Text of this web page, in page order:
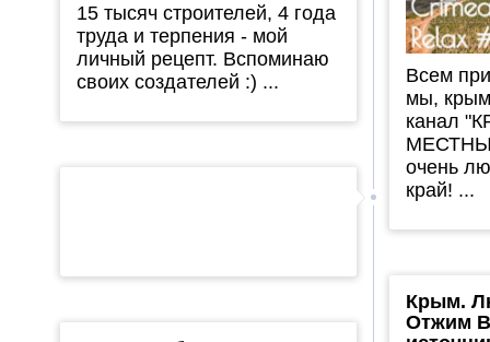
15 тысяч строителей, 4 года
труда и терпения - мой
личный рецепт. Вспоминаю
своих создателей :) ...
Всем
мы,
канал
очень
край! ...
Крым.
Отжим